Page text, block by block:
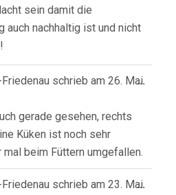
sein damit die
auch nachhaltig ist und nicht
schrieb am 26. Mai
gerade gesehen, rechts
Küken ist noch sehr
mal beim Füttern umgefallen.
...
schrieb am 23. Mai
...